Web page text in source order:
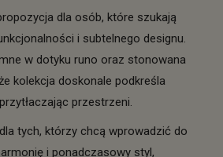
dla osób, które szukają
i subtelnego designu.
w dotyku runo oraz stonowana
kolekcja doskonale podkreśla
przestrzeni.
tych, którzy chcą wprowadzić do
i ponadczasowy styl,